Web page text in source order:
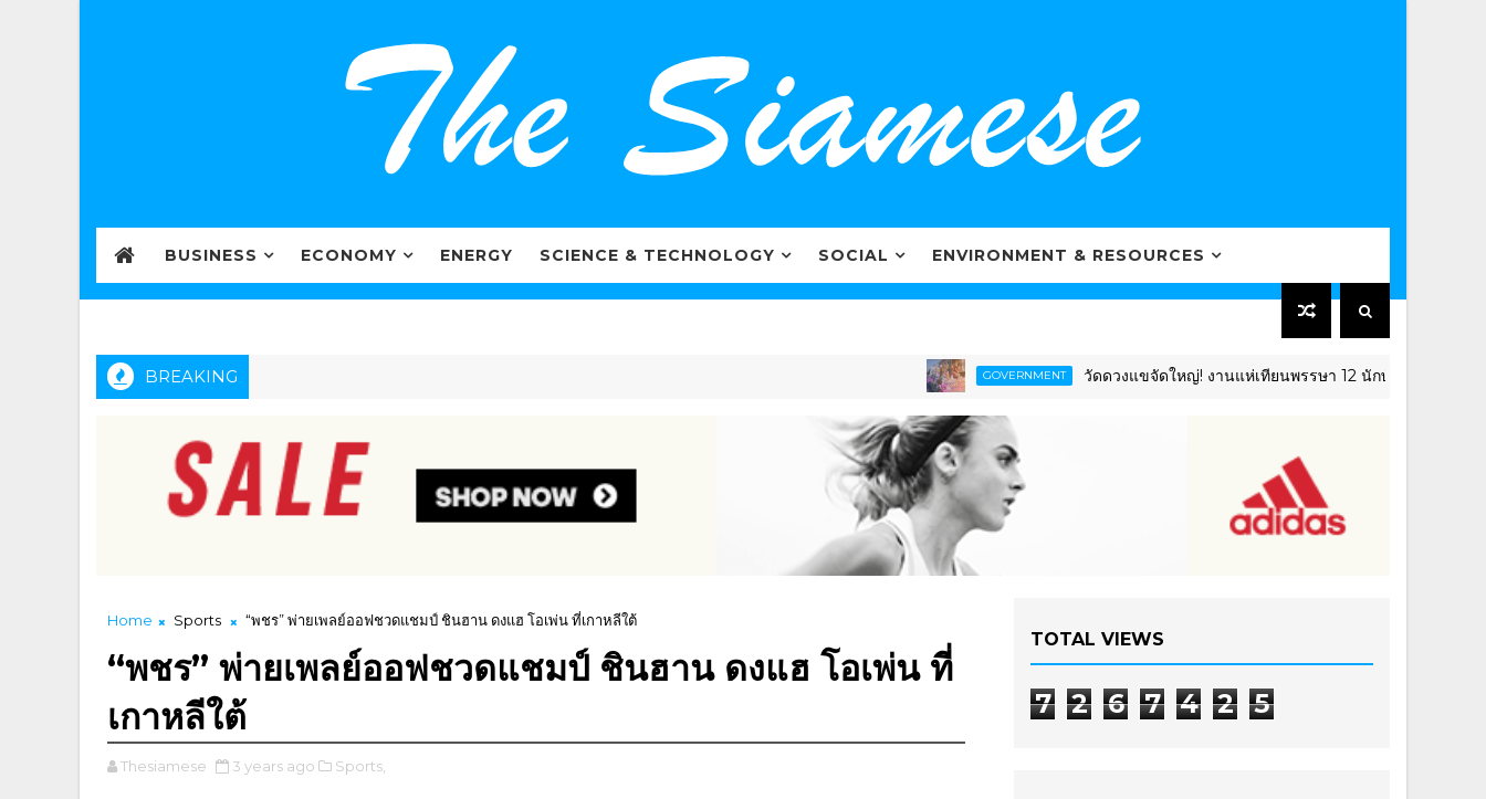
BUSINESS ECONOMY ENERGY SCIENCE & TECHNOLOGY SOCIAL ENVIRONMENT & RESOURCES
BREAKING GOVERNMENT วัดดวงแขจัดใหญ่! งานแห่เทียนพรรษา 12 นักษัตร ยิ่งใหญ่อลังการ
Home Sports “พชร” พ่ายเพลย์ออฟชวดแชมป์ ชินฮาน ดงแฮ โอเพ่น ที่เกาหลีใต้
“พชร” พ่ายเพลย์ออฟชวดแชมป์ ชินฮาน ดงแฮ โอเพ่น ที่
เกาหลีใต้
Thesiamese 3 years ago Sports,
TOTAL VIEWS
7 2 6 7 4 2 5